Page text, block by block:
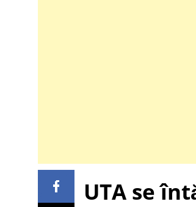
UTA se